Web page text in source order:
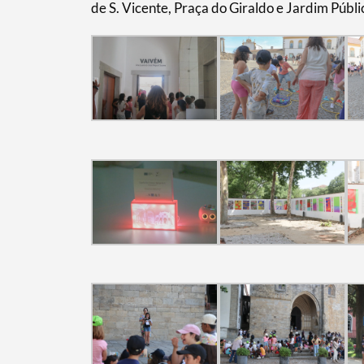
de S. Vicente, Praça do Giraldo e Jardim